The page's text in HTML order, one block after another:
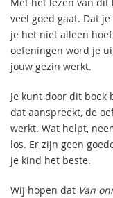
veel goed gaat. Dat
je het niet alleen
oefeningen word je
jouw gezin werkt.
Je kunt door dit boek
dat aanspreekt, de
werkt. Wat helpt,
los. Er zijn geen
je kind het beste.
Wij hopen dat Van